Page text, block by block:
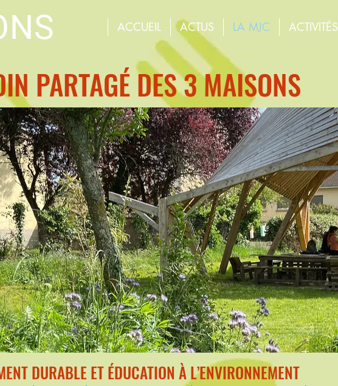
ACCUEIL ACTUS LA MJC ACTIVITÉS
PARTAGÉ DES 3 MAISONS
DURABLE ET ÉDUCATION À L’ENVIRONNEMENT